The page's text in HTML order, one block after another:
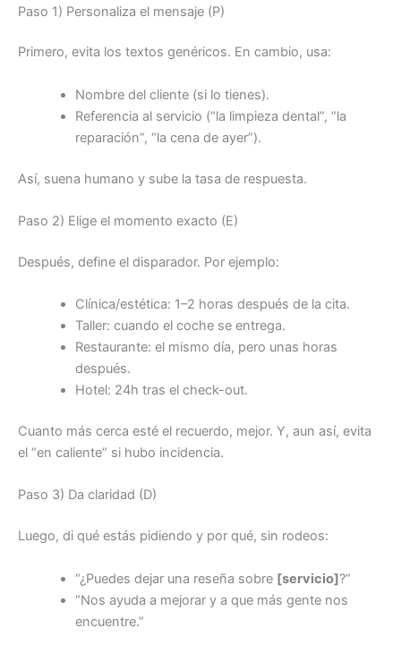
Paso 1) Personaliza el mensaje (P)
Primero, evita los textos genéricos. En cambio, usa:
Nombre del cliente (si lo tienes).
Referencia al servicio (“la limpieza dental”, “la
reparación”, “la cena de ayer”).
Así, suena humano y sube la tasa de respuesta.
Paso 2) Elige el momento exacto (E)
Después, define el disparador. Por ejemplo:
Clínica/estética: 1–2 horas después de la cita.
Taller: cuando el coche se entrega.
Restaurante: el mismo día, pero unas horas
después.
Hotel: 24h tras el check-out.
Cuanto más cerca esté el recuerdo, mejor. Y, aun así, evita
el “en caliente” si hubo incidencia.
Paso 3) Da claridad (D)
Luego, di qué estás pidiendo y por qué, sin rodeos:
“¿Puedes dejar una reseña sobre [servicio]?”
“Nos ayuda a mejorar y a que más gente nos
encuentre.”